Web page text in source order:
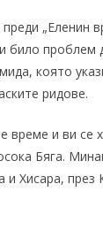
„Еленин
било проблем
която
ридове.
време и ви се
Бяга.
и Хисара,